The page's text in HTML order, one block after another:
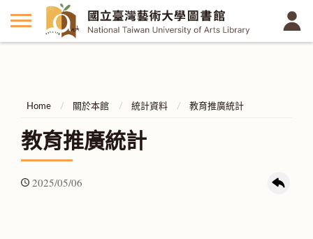
Home 關於本館 統計資料 教育推廣統計
教育推廣統計
2025/05/06